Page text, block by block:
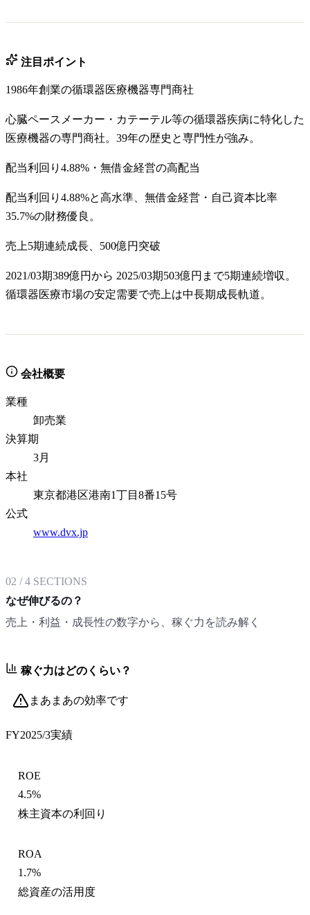
注目ポイント
1986年創業の循環器医療機器専門商社
心臓ペースメーカー・カテーテル等の循環器疾病に特化した
医療機器の専門商社。39年の歴史と専門性が強み。
配当利回り4.88%・無借金経営の高配当
配当利回り4.88%と高水準、無借金経営・自己資本比率
35.7%の財務優良。
売上5期連続成長、500億円突破
2021/03期389億円から 2025/03期503億円まで5期連続増収。
循環器医療市場の安定需要で売上は中長期成長軌道。
会社概要
業種
卸売業
決算期
3月
本社
東京都港区港南1丁目8番15号
公式
www.dvx.jp
02 /4 SECTIONS
なぜ伸びるの？
売上・利益・成長性の数字から、稼ぐ力を読み解く
稼ぐ力はどのくらい？
まあまあの効率です
FY2025/3実績
ROE
4.5%
株主資本の利回り
ROA
1.7%
総資産の活用度